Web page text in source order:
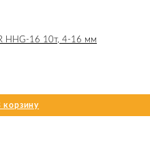
HHG-16 10т, 4-16 мм
корзину